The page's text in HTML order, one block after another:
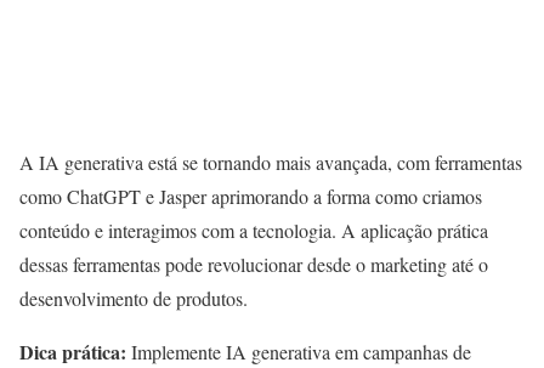
A IA generativa está se tornando mais avançada, com ferramentas
como ChatGPT e Jasper aprimorando a forma como criamos
conteúdo e interagimos com a tecnologia. A aplicação prática
dessas ferramentas pode revolucionar desde o marketing até o
desenvolvimento de produtos.
Dica prática: Implemente IA generativa em campanhas de